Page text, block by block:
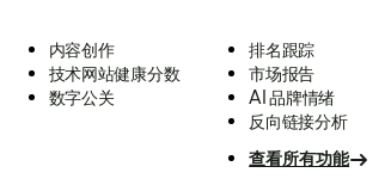
内容创作
技术网站健康分数
数字公关
排名跟踪
市场报告
AI 品牌情绪
反向链接分析
查看所有功能